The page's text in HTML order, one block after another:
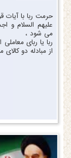
حرمت ربا با
علیهم السلام و
می شود ،
ربا یا ربای
از مبادله دو